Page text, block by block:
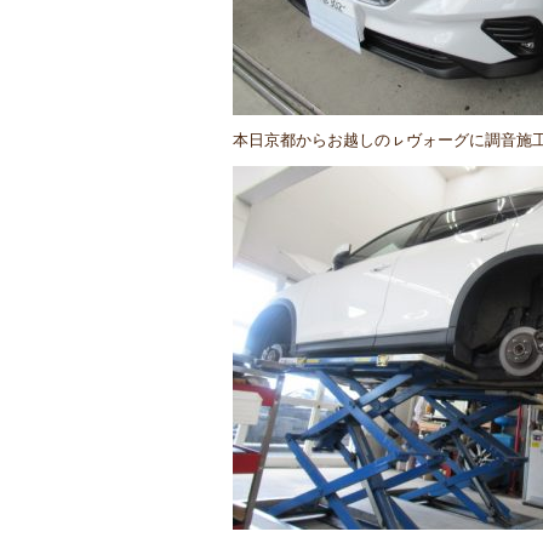
本日京都からお越しのㇾヴォーグに調音施